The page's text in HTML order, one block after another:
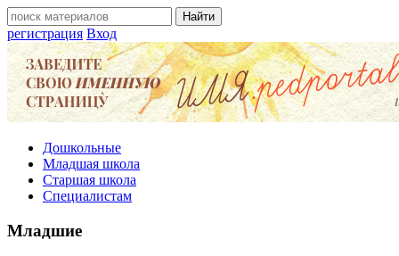
регистрация Вход
Дошкольные
Младшая школа
Старшая школа
Специалистам
Младшие